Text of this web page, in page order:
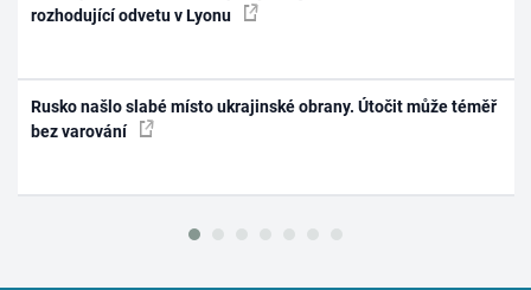
rozhodující odvetu v Lyonu
Rusko našlo slabé místo ukrajinské obrany. Útočit může téměř
bez varování